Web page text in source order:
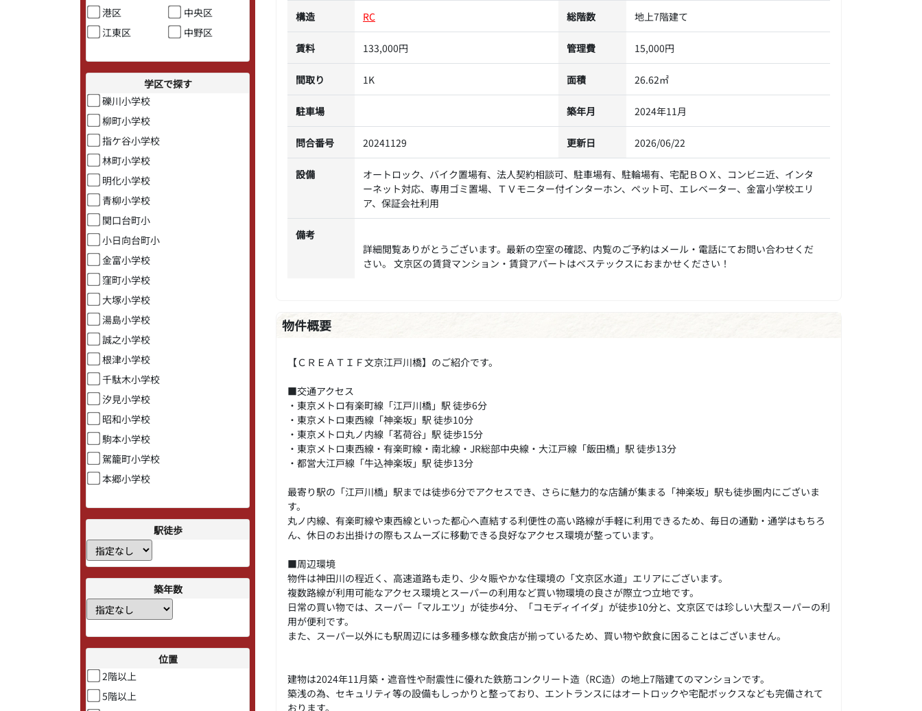
港区
中央区
江東区
中野区
学区で探す
礫川小学校
柳町小学校
指ケ谷小学校
林町小学校
明化小学校
青柳小学校
関口台町小
小日向台町小
金富小学校
窪町小学校
大塚小学校
湯島小学校
誠之小学校
根津小学校
千駄木小学校
汐見小学校
昭和小学校
駒本小学校
駕籠町小学校
本郷小学校
駅徒歩
築年数
位置
2階以上
5階以上
構造 RC 総階数 地上7階建て
賃料 133,000円 管理費 15,000円
間取り 1K 面積 26.62㎡
駐車場 築年月 2024年11月
問合番号 20241129 更新日 2026/06/22
設備
オートロック、バイク置場有、法人契約相談可、駐車場有、駐輪場有、宅配ＢＯＸ、コンビニ近、インタ
ーネット対応、専用ゴミ置場、ＴＶモニター付インターホン、ペット可、エレベーター、金富小学校エリ
ア、保証会社利用
備考
詳細閲覧ありがとうございます。最新の空室の確認、内覧のご予約はメール・電話にてお問い合わせくだ
さい。 文京区の賃貸マンション・賃貸アパートはベステックスにおまかせください！
物件概要
【ＣＲＥＡＴＩＦ文京江戸川橋】のご紹介です。
■交通アクセス
・東京メトロ有楽町線「江戸川橋」駅 徒歩6分
・東京メトロ東西線「神楽坂」駅 徒歩10分
・東京メトロ丸ノ内線「茗荷谷」駅 徒歩15分
・東京メトロ東西線・有楽町線・南北線・JR総部中央線・大江戸線「飯田橋」駅 徒歩13分
・都営大江戸線「牛込神楽坂」駅 徒歩13分
最寄り駅の「江戸川橋」駅までは徒歩6分でアクセスでき、さらに魅力的な店舗が集まる「神楽坂」駅も徒歩圏内にございま
す。
丸ノ内線、有楽町線や東西線といった都心へ直結する利便性の高い路線が手軽に利用できるため、毎日の通勤・通学はもちろ
ん、休日のお出掛けの際もスムーズに移動できる良好なアクセス環境が整っています。
■周辺環境
物件は神田川の程近く、高速道路も走り、少々賑やかな住環境の「文京区水道」エリアにございます。
複数路線が利用可能なアクセス環境とスーパーの利用など買い物環境の良さが際立つ立地です。
日常の買い物では、スーパー「マルエツ」が徒歩4分、「コモディイイダ」が徒歩10分と、文京区では珍しい大型スーパーの利
用が便利です。
また、スーパー以外にも駅周辺には多種多様な飲食店が揃っているため、買い物や飲食に困ることはございません。
建物は2024年11月築・遮音性や耐震性に優れた鉄筋コンクリート造（RC造）の地上7階建てのマンションです。
築浅の為、セキュリティ等の設備もしっかりと整っており、エントランスにはオートロックや宅配ボックスなども完備されて
おります。